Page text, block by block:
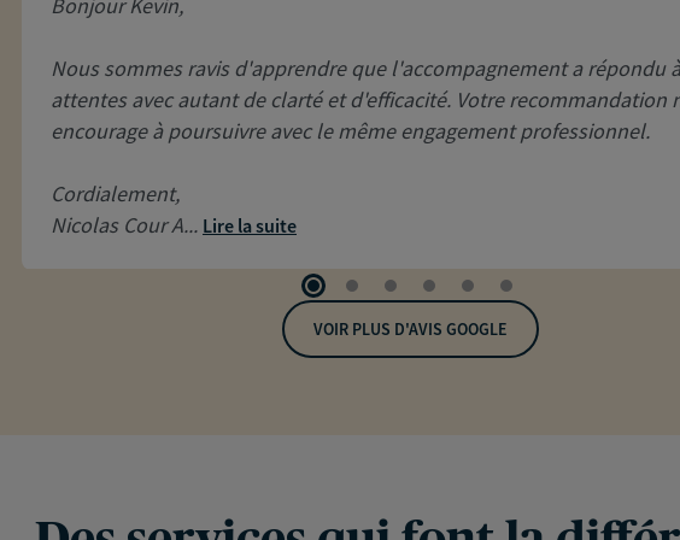
Nous sommes ravis d'apprendre que l'accompagnement a répondu
attentes avec autant de clarté et d'efficacité. Votre recommandation
encourage à poursuivre avec le même engagement professionnel.
Cordialement,
Nicolas Cour A... Lire la suite
VOIR PLUS D'AVIS GOOGLE